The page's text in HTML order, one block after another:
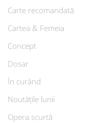
Carte recomandată
Cartea & Femeia
Concept
Dosar
În curând
Noutățile lunii
Opera scurtă